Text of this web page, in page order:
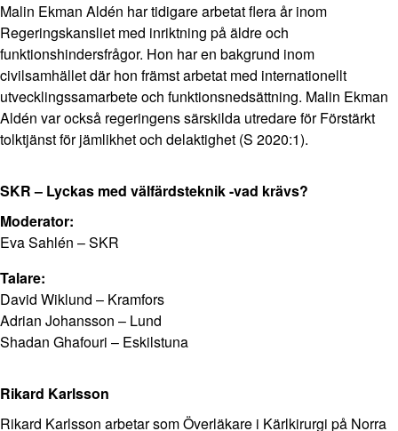
Malin Ekman Aldén har tidigare arbetat flera år inom
Regeringskansliet med inriktning på äldre och
funktionshindersfrågor. Hon har en bakgrund inom
civilsamhället där hon främst arbetat med internationellt
utvecklingssamarbete och funktionsnedsättning. Malin Ekman
Aldén var också regeringens särskilda utredare för Förstärkt
tolktjänst för jämlikhet och delaktighet (S 2020:1).
SKR – Lyckas med välfärdsteknik -vad krävs?
Moderator:
Eva Sahlén – SKR
Talare:
David Wiklund – Kramfors
Adrian Johansson – Lund
Shadan Ghafouri – Eskilstuna
Rikard Karlsson
Rikard Karlsson arbetar som Överläkare i Kärlkirurgi på Norra